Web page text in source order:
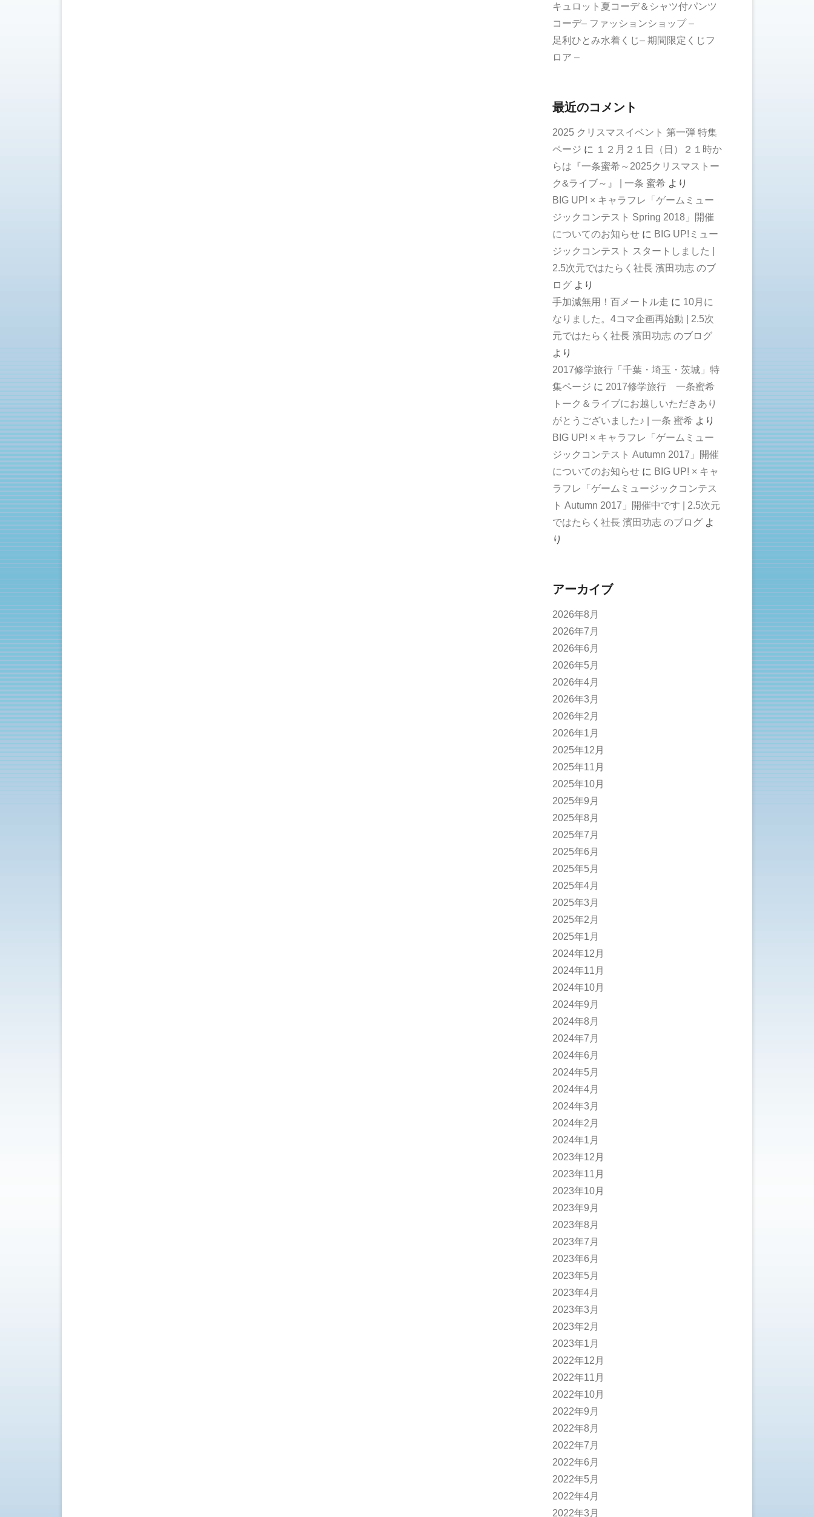
キュロット夏コーデ＆シャツ付パンツ
コーデ– ファッションショップ –
足利ひとみ水着くじ– 期間限定くじフ
ロア –
最近のコメント
2025 クリスマスイベント 第一弾 特集
ページ に １２月２１日（日）２１時か
らは『一条蜜希～2025クリスマストー
ク&ライブ～』 | 一条 蜜希 より
BIG UP! × キャラフレ「ゲームミュー
ジックコンテスト Spring 2018」開催
についてのお知らせ に BIG UP!ミュー
ジックコンテスト スタートしました |
2.5次元ではたらく社長 濱田功志 のブ
ログ より
手加減無用！百メートル走 に 10月に
なりました。4コマ企画再始動 | 2.5次
元ではたらく社長 濱田功志 のブログ
より
2017修学旅行「千葉・埼玉・茨城」特
集ページ に 2017修学旅行 一条蜜希
トーク＆ライブにお越しいただきあり
がとうございました♪ | 一条 蜜希 より
BIG UP! × キャラフレ「ゲームミュー
ジックコンテスト Autumn 2017」開催
についてのお知らせ に BIG UP! × キャ
ラフレ「ゲームミュージックコンテス
ト Autumn 2017」開催中です | 2.5次元
ではたらく社長 濱田功志 のブログ よ
り
アーカイブ
2026年8月
2026年7月
2026年6月
2026年5月
2026年4月
2026年3月
2026年2月
2026年1月
2025年12月
2025年11月
2025年10月
2025年9月
2025年8月
2025年7月
2025年6月
2025年5月
2025年4月
2025年3月
2025年2月
2025年1月
2024年12月
2024年11月
2024年10月
2024年9月
2024年8月
2024年7月
2024年6月
2024年5月
2024年4月
2024年3月
2024年2月
2024年1月
2023年12月
2023年11月
2023年10月
2023年9月
2023年8月
2023年7月
2023年6月
2023年5月
2023年4月
2023年3月
2023年2月
2023年1月
2022年12月
2022年11月
2022年10月
2022年9月
2022年8月
2022年7月
2022年6月
2022年5月
2022年4月
2022年3月